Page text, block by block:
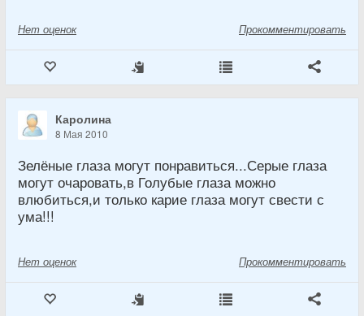
Нет оценок Прокомментировать
Каролина
8 Мая 2010
Зелёные глаза могут понравиться...Серые глаза
могут очаровать,в Голубые глаза можно
влюбиться,и только карие глаза могут свести с
ума!!!
Нет оценок Прокомментировать